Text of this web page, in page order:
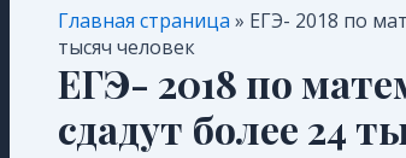
Главная страница » ЕГЭ- 2018 по
тысяч человек
ЕГЭ- 2018 по
сдадут более 24